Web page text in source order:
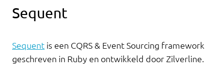
Sequent
Sequent is een CQRS & Event Sourcing framework
geschreven in Ruby en ontwikkeld door Zilverline.